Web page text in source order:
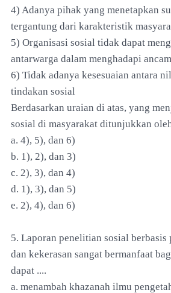
4) Adanya pihak yang menetapkan
tergantung dari karakteristik
5) Organisasi sosial tidak dapat
antarwarga dalam menghadapi
6) Tidak adanya kesesuaian antara
tindakan sosial
Berdasarkan uraian di atas, yang
sosial di masyarakat ditunjukkan
a. 4), 5), dan 6)
b. 1), 2), dan 3)
c. 2), 3), dan 4)
d. 1), 3), dan 5)
e. 2), 4), dan 6)
5. Laporan penelitian sosial
dan kekerasan sangat bermanfaat
dapat ....
a. menambah khazanah ilmu